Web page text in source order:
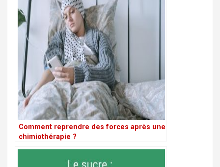
Comment reprendre des forces après une
chimiothérapie ?